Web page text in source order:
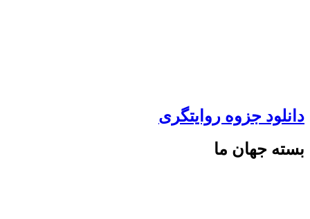
دانلود جزوه روایتگری
بسته جهان ما